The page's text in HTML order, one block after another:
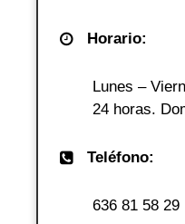
Horario:
Lunes –
24 horas.
Teléfono:
636 81 58 29